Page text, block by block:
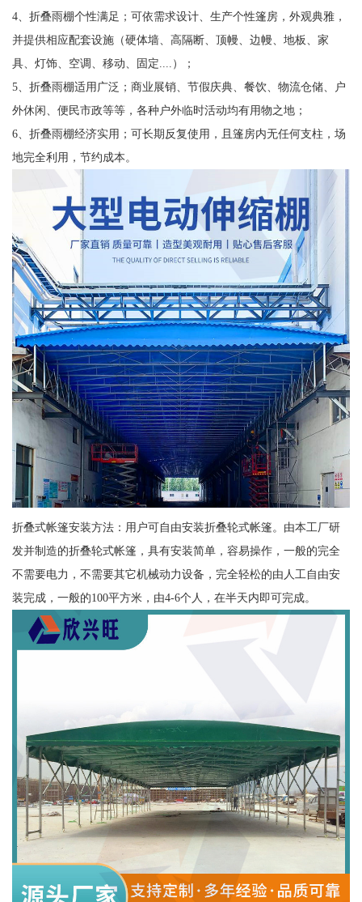
4、折叠雨棚个性满足；可依需求设计、生产个性篷房，外观典雅，
并提供相应配套设施（硬体墙、高隔断、顶幔、边幔、地板、家
具、灯饰、空调、移动、固定....）；
5、折叠雨棚适用广泛；商业展销、节假庆典、餐饮、物流仓储、户
外休闲、便民市政等等，各种户外临时活动均有用物之地；
6、折叠雨棚经济实用；可长期反复使用，且篷房内无任何支柱，场
地完全利用，节约成本。
折叠式帐篷安装方法：用户可自由安装折叠轮式帐篷。由本工厂研
发并制造的折叠轮式帐篷，具有安装简单，容易操作，一般的完全
不需要电力，不需要其它机械动力设备，完全轻松的由人工自由安
装完成，一般的100平方米，由4-6个人，在半天内即可完成。